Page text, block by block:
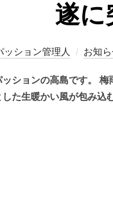
遂
ッション管理人 お知
ションの高島です。
した生暖かい風が包み